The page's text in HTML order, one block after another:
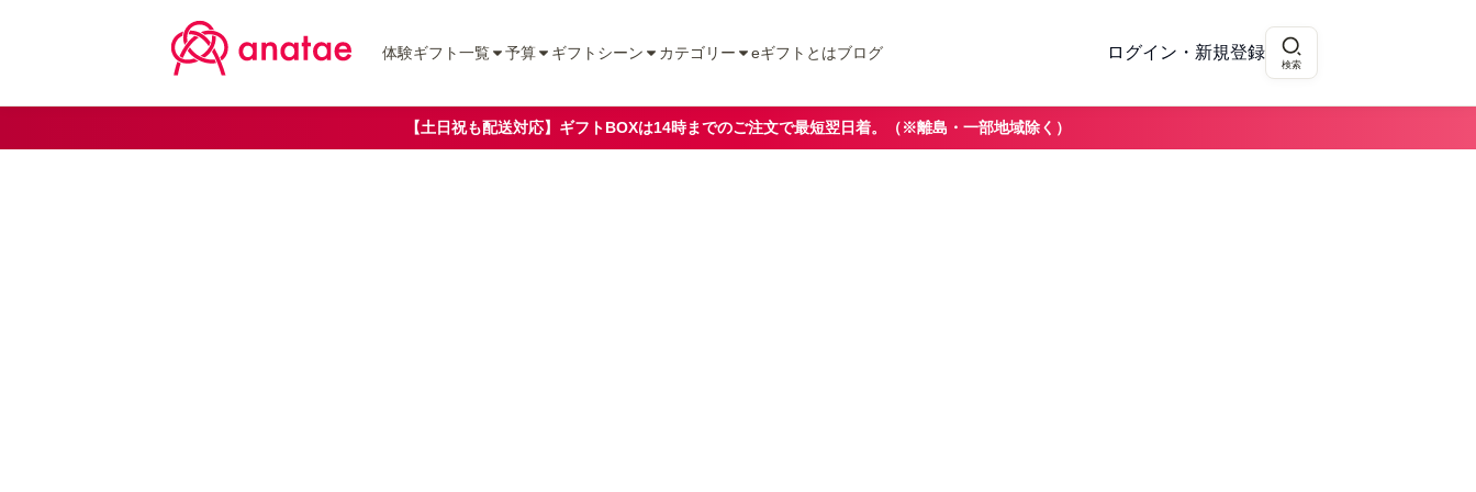
体験ギフト一覧 予算 ギフトシーン カテゴリー eギフトとはブログ ログイン・新規登録
検索
【土日祝も配送対応】ギフトBOXは14時までのご注文で最短翌日着。（※離島・一部地域除く）